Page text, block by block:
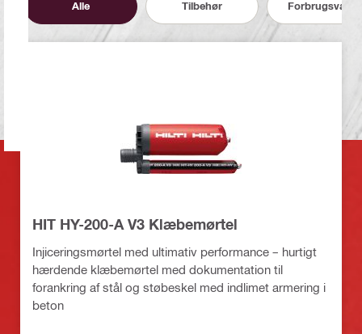
Alle Tilbehør Forbrugsvarer
HIT HY-200-A V3 Klæbemørtel
Injiceringsmørtel med ultimativ performance – hurtigt
hærdende klæbemørtel med dokumentation til
forankring af stål og støbeskel med indlimet armering i
beton